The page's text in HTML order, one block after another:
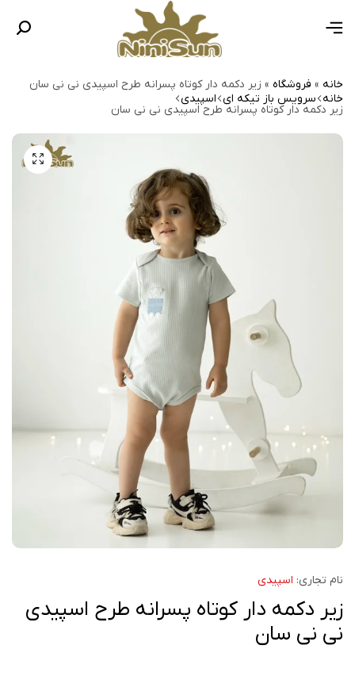
خانه » فروشگاه » زیر دکمه دار کوتاه پسرانه طرح اسپیدی نی نی سان
خانه سرویس باز تیکه ای اسپیدی
زیر دکمه دار کوتاه پسرانه طرح اسپیدی نی نی سان
نام تجاری: اسپیدی
زیر دکمه دار کوتاه پسرانه طرح اسپیدی
نی نی سان